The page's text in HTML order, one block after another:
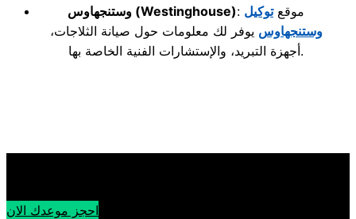
وستنجهاوس (Westinghouse) : موقعتوكيل
وستنجهاوس يوفر لك معلومات حول صيانة الثلاجات،
أجهزة التبريد، والإستشارات الفنية الخاصة بها.
احجز موعدك الان